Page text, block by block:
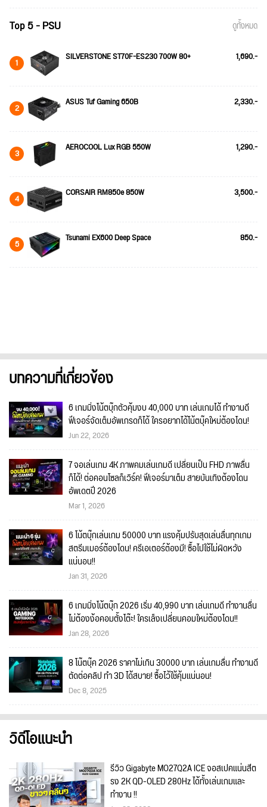
Top 5 - PSU ดูทั้งหมด
1 SILVERSTONE ST70F-ES230 700W 80+ 1,690.-
2 ASUS Tuf Gaming 650B 2,330.-
3 AEROCOOL Lux RGB 550W 1,290.-
4 CORSAIR RM850e 850W 3,500.-
5 Tsunami EX600 Deep Space 850.-
บทความที่เกี่ยวข้อง
6 เกมมิ่งโน้ตบุ๊กตัวคุ้มงบ 40,000 บาท เล่นเกมได้ ทำงานดี
ฟีเจอร์จัดเต็มอัพเกรดก็ได้ ใครอยากได้โน้ตบุ๊คใหม่ต้องโดน!
Jun 22, 2026
7 จอเล่นเกม 4K ภาพคมเล่นเกมดี เปลี่ยนเป็น FHD ภาพลื่น
ก็ได้! ต่อคอนโซลก็เวิร์ค! ฟีเจอร์มาเต็ม สายบันเทิงต้องโดน
อัพเดตปี 2026
Mar 1, 2026
6 โน้ตบุ๊กเล่นเกม 50000 บาท แรงคุ้มปรับสุดเล่นลื่นทุกเกม
สตรีมเมอร์ต้องโดน! ครีเอเตอร์ต้องมี! ซื้อไปใช้ไม่ผิดหวัง
แน่นอน!!
Jan 31, 2026
6 เกมมิ่งโน้ตบุ๊ก 2026 เริ่ม 40,990 บาท เล่นเกมดี ทำงานลื่น
ไม่ต้องง้อคอมตั้งโต๊ะ! ใครเล็งเปลี่ยนคอมใหม่ต้องโดน!!
Jan 28, 2026
8 โน๊ตบุ๊ค 2026 ราคาไม่เกิน 30000 บาท เล่นเกมลื่น ทำงานดี
ตัดต่อคลิป ทำ 3D ได้สบาย! ซื้อไว้ใช้คุ้มแน่นอน!
Dec 8, 2025
วิดีโอแนะนำ
รีวิว Gigabyte MO27Q2A ICE จอสเปคแน่นสีต
รง 2K QD-OLED 280Hz ได้ทั้งเล่นเกมและ
ทำงาน !!